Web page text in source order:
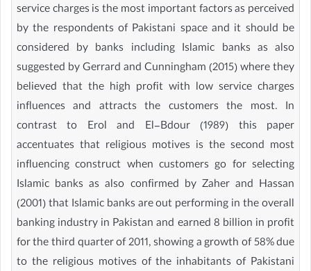
service charges is the most important factors as perceived
by the respondents of Pakistani space and it should be
considered by banks including Islamic banks as also
suggested by Gerrard and Cunningham (2015) where they
believed that the high profit with low service charges
influences and attracts the customers the most. In
contrast to Erol and El-Bdour (1989) this paper
accentuates that religious motives is the second most
influencing construct when customers go for selecting
Islamic banks as also confirmed by Zaher and Hassan
(2001) that Islamic banks are out performing in the overall
banking industry in Pakistan and earned 8 billion in profit
for the third quarter of 2011, showing a growth of 58% due
to the religious motives of the inhabitants of Pakistani